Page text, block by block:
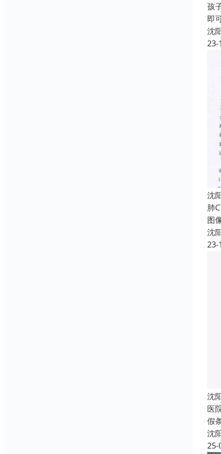
孩
即
沈
23-
沈
肺
图
沈
23-
沈
医
假
沈
25-